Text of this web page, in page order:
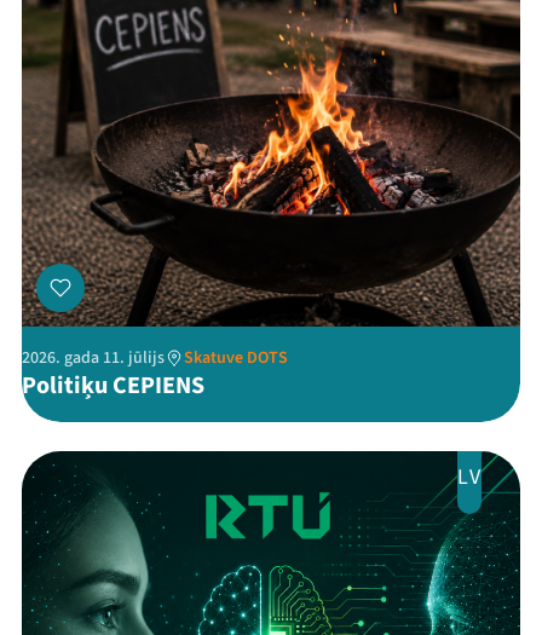
ThreadsFacebookYoutube
X Instagram
Flick TikTok
2026. gada 11. jūlijs Skatuve DOTS
Politiķu CEPIENS
LV